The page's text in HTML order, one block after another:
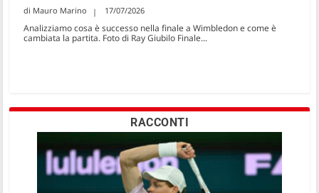
Mauro Marino 17/07/2026
Analizziamo cosa è successo nella finale a Wimbledon e come è
cambiata la partita. Foto di Ray Giubilo Finale...
RACCONTI